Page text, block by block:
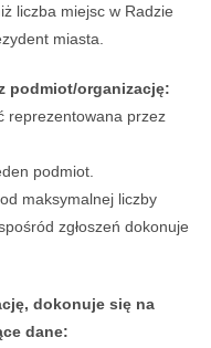
liczba miejsc w Radzie
miasta.
podmiot/organizację:
reprezentowana przez
podmiot.
maksymalnej liczby
zgłoszeń dokonuje
dokonuje się na
dane: